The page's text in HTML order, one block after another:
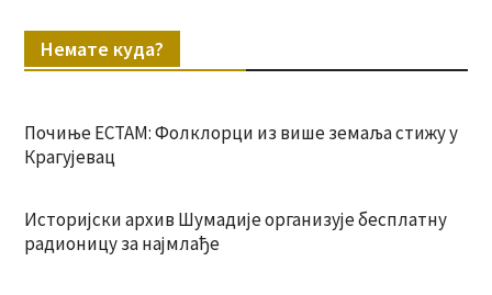
Немате куда?
Почиње ЕСТАМ: Фолклорци из више земаља стижу у
Крагујевац
Историјски архив Шумадије организује бесплатну
радионицу за најмлађе